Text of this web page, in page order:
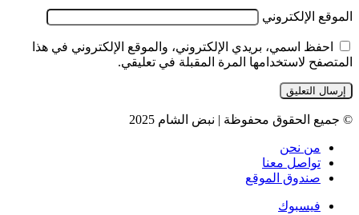
الموقع الإلكتروني
احفظ اسمي، بريدي الإلكتروني، والموقع الإلكتروني في هذا
المتصفح لاستخدامها المرة المقبلة في تعليقي.
© جميع الحقوق محفوظة | نبض الشام 2025
من نحن
تواصل معنا
صندوق الموقع
فيسبوك